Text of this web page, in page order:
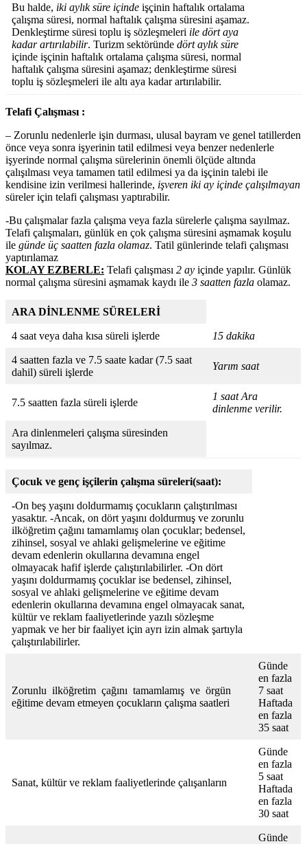
Bu halde, iki aylık süre içinde işçinin haftalık ortalama
çalışma süresi, normal haftalık çalışma süresini aşamaz.
Denkleştirme süresi toplu iş sözleşmeleri ile dört aya
kadar artırılabilir. Turizm sektöründe dört aylık süre
içinde işçinin haftalık ortalama çalışma süresi, normal
haftalık çalışma süresini aşamaz; denkleştirme süresi
toplu iş sözleşmeleri ile altı aya kadar artırılabilir.
Telafi Çalışması :
– Zorunlu nedenlerle işin durması, ulusal bayram ve genel tatillerden
önce veya sonra işyerinin tatil edilmesi veya benzer nedenlerle
işyerinde normal çalışma sürelerinin önemli ölçüde altında
çalışılması veya tamamen tatil edilmesi ya da işçinin talebi ile
kendisine izin verilmesi hallerinde, işveren iki ay içinde çalışılmayan
süreler için telafi çalışması yaptırabilir.
-Bu çalışmalar fazla çalışma veya fazla sürelerle çalışma sayılmaz.
Telafi çalışmaları, günlük en çok çalışma süresini aşmamak koşulu
ile günde üç saatten fazla olamaz. Tatil günlerinde telafi çalışması
KOLAY EZBERLE: Telafi çalışması 2 ay içinde yapılır. Günlük
normal çalışma süresini aşmamak kaydı ile 3 saatten fazla olamaz.
ARA DİNLENME SÜRELERİ
4 saat veya daha kısa süreli işlerde 15 dakika
4 saatten fazla ve 7.5 saate kadar (7.5 saat
dahil) süreli işlerde
Yarım saat
7.5 saatten fazla süreli işlerde
1 saat Ara
dinlenme verilir.
Ara dinlenmeleri çalışma süresinden
sayılmaz.
Çocuk ve genç işçilerin çalışma süreleri(saat):
-On beş yaşını doldurmamış çocukların çalıştırılması
yasaktır. -Ancak, on dört yaşını doldurmuş ve zorunlu
ilköğretim çağını tamamlamış olan çocuklar; bedensel,
zihinsel, sosyal ve ahlaki gelişmelerine ve eğitime
devam edenlerin okullarına devamına engel
olmayacak hafif işlerde çalıştırılabilirler. -On dört
yaşını doldurmamış çocuklar ise bedensel, zihinsel,
sosyal ve ahlaki gelişmelerine ve eğitime devam
edenlerin okullarına devamına engel olmayacak sanat,
kültür ve reklam faaliyetlerinde yazılı sözleşme
yapmak ve her bir faaliyet için ayrı izin almak şartıyla
çalıştırılabilirler.
Zorunlu ilköğretim çağını tamamlamış ve örgün
eğitime devam etmeyen çocukların çalışma saatleri
Günde
en fazla
7 saat
Haftada
en fazla
35 saat
Sanat, kültür ve reklam faaliyetlerinde çalışanların
Günde
en fazla
5 saat
Haftada
en fazla
30 saat
Günde